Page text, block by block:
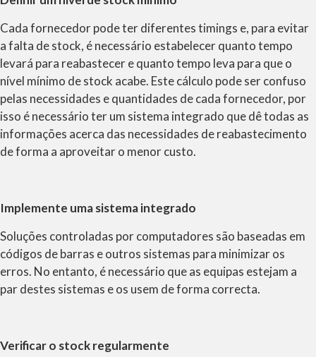
Cada fornecedor pode ter diferentes timings e, para evitar
a falta de stock, é necessário estabelecer quanto tempo
levará para reabastecer e quanto tempo leva para que o
nível mínimo de stock acabe. Este cálculo pode ser confuso
pelas necessidades e quantidades de cada fornecedor, por
isso é necessário ter um sistema integrado que dê todas as
informações acerca das necessidades de reabastecimento
de forma a aproveitar o menor custo.
Implemente uma sistema integrado
Soluções controladas por computadores são baseadas em
códigos de barras e outros sistemas para minimizar os
erros. No entanto, é necessário que as equipas estejam a
par destes sistemas e os usem de forma correcta.
Verificar o stock regularmente